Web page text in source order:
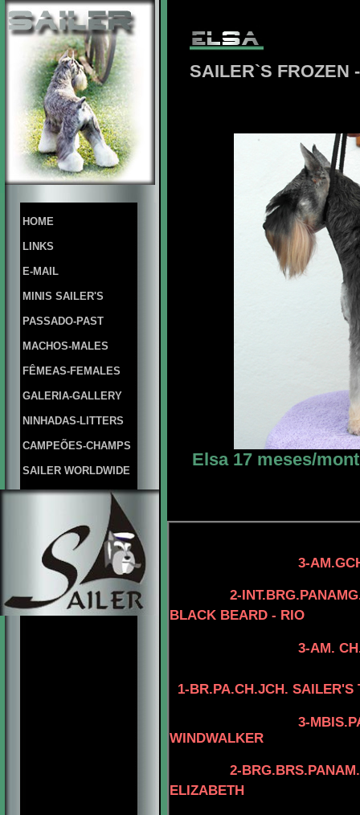
HOME
LINKS
E-MAIL
MINIS SAILER'S
PASSADO-PAST
MACHOS-MALES
FÊMEAS-FEMALES
GALERIA-GALLERY
NINHADAS-LITTERS
CAMPEÕES-CHAMPS
SAILER WORLDWIDE
SAILER`S FROZEN
Elsa 17 meses/
3-AM.GCH.
2-
BLACK BEARD - RIO
3-AM. CH.
1-BR.PA.CH.JCH.
3-
WINDWALKER
2-
ELIZABETH